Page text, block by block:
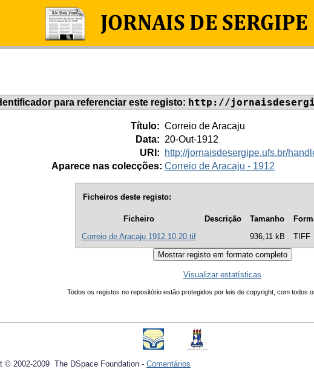
para referenciar este registo: http://
Título: Correio de Aracaju
Data: 20-Out-1912
URI:
http://jornaisdesergipe.ufs.br/
Aparece nas colecções: Correio de Aracaju - 1912
Ficheiros deste registo:
Ficheiro Descrição Tamanho
Correio de Aracaju 1912.10.20.tif
936,11 kB TIFF
Visualizar estatísticas
Todos os registos no repositório estão protegidos por leis de copyright, com todos
© 2002-2009 The DSpace Foundation - Comentários